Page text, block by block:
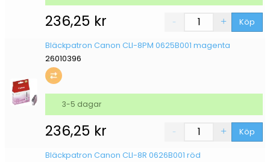
236,25 kr Köp
Bläckpatron Canon CLI-8PM 0625B001 magenta
26010396
236,25 kr Köp
3-5 dagar
Bläckpatron Canon CLI-8R 0626B001 röd